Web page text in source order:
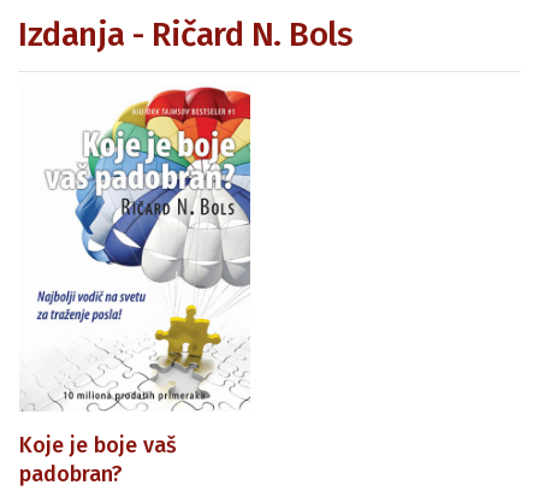
Izdanja - Ričard N. Bols
Koje je boje vaš
padobran?